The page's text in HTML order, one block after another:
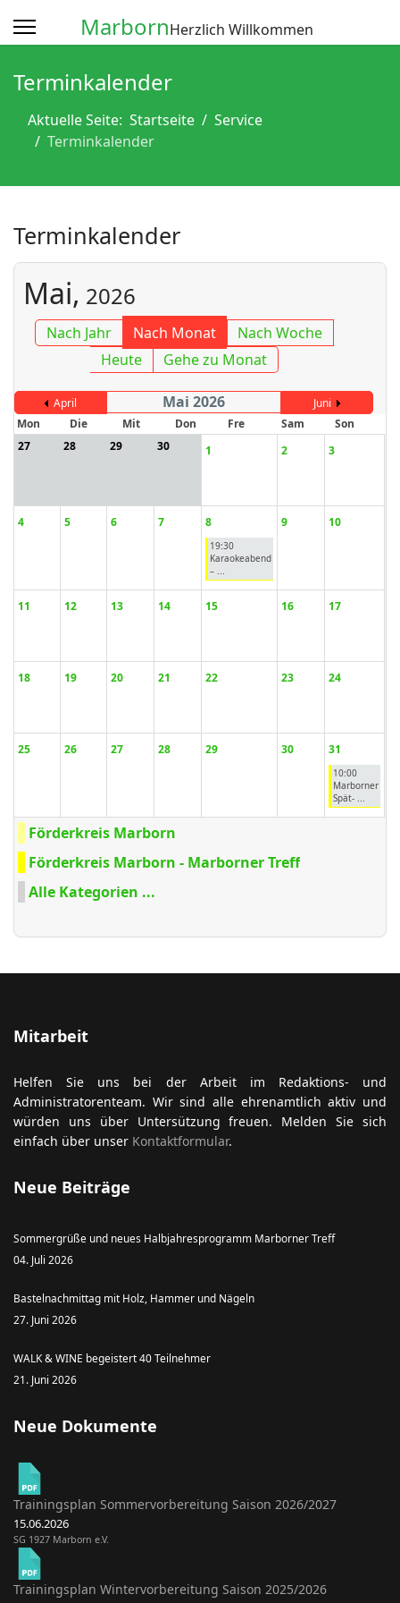
MarbornHerzlich Willkommen
Terminkalender
Aktuelle Seite: Startseite
Service
Terminkalender
Terminkalender
Mai, 2026
Nach Jahr Nach Monat
Nach Woche
Heute
Gehe zu Monat
April Mai 2026
Juni
Mon
Die Mit Don Fre Sam
Son
27
28 29 30 1 2 3
4 5 6 7 8
19:30
Karaokeabend
– ...
9 10
11 12 13 14 15 16 17
18 19 20 21 22 23 24
25 26 27 28 29 30 31
10:00
Marborner
Spät- ...
Förderkreis Marborn
Förderkreis Marborn - Marborner Treff
Alle Kategorien ...
Mitarbeit
Helfen Sie uns bei der Arbeit im Redaktions- und
Administratorenteam. Wir sind alle ehrenamtlich aktiv und
würden uns über Untersützung freuen. Melden Sie sich
einfach über unser Kontaktformular.
Neue Beiträge
Sommergrüße und neues Halbjahresprogramm Marborner Treff
04. Juli 2026
Bastelnachmittag mit Holz, Hammer und Nägeln
27. Juni 2026
WALK & WINE begeistert 40 Teilnehmer
21. Juni 2026
Neue Dokumente
Trainingsplan Sommervorbereitung Saison 2026/2027
15.06.2026
SG 1927 Marborn e.V.
Trainingsplan Wintervorbereitung Saison 2025/2026